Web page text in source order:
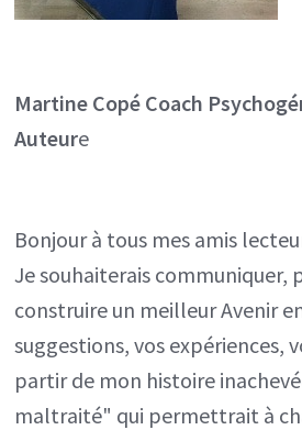
Martine Copé Coach
Auteure
Bonjour à tous mes amis
Je souhaiterais communiquer,
construire un meilleur Avenir
suggestions, vos expériences,
partir de mon histoire
maltraité" qui permettrait à